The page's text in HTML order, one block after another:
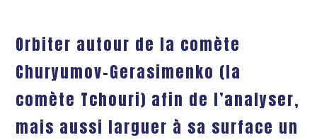
Orbiter autour de la comète
Churyumov-Gerasimenko (la
comète Tchouri) afin de l’analyser,
mais aussi larguer à sa surface un